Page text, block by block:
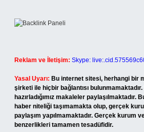
Reklam ve İletişim: Skype:
Yasal Uyarı: Bu internet sitesi, herhangi bir
şirketi ile hiçbir bağlantısı
hazırladığımız makaleler
haber niteliği taşımamakta olup, gerçek
paylaşım yapılmamaktadır. Gerçek kurum
benzerlikleri tamamen tesadüfidir.